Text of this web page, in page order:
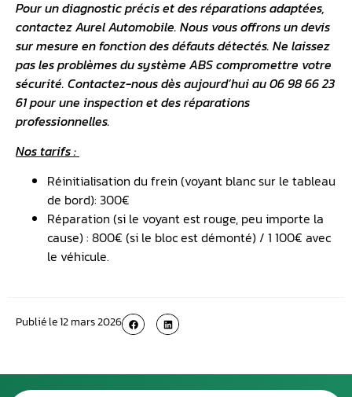
Pour un diagnostic précis et des réparations adaptées,
contactez Aurel Automobile. Nous vous offrons un devis
sur mesure en fonction des défauts détectés. Ne laissez
pas les problèmes dusystème ABScompromettre votre
sécurité. Contactez-nous dès aujourd’hui au 06 98 66 23
61 pour une inspection et des réparations
professionnelles.
Nos tarifs :
Réinitialisation du frein (voyant blanc sur le tableau
de bord): 300€
Réparation (si le voyant est rouge, peu importe la
cause) : 800€ (si le bloc est démonté) / 1 100€ avec
le véhicule.
Publié le12 mars 2026